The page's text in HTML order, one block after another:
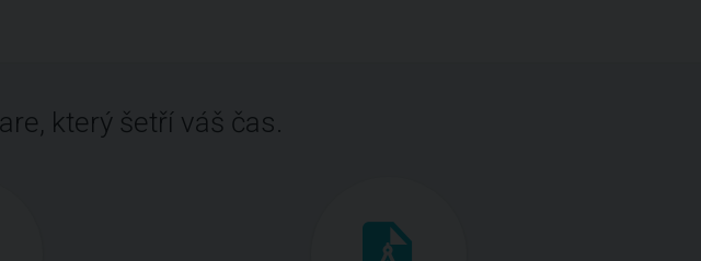
který šetří váš čas.